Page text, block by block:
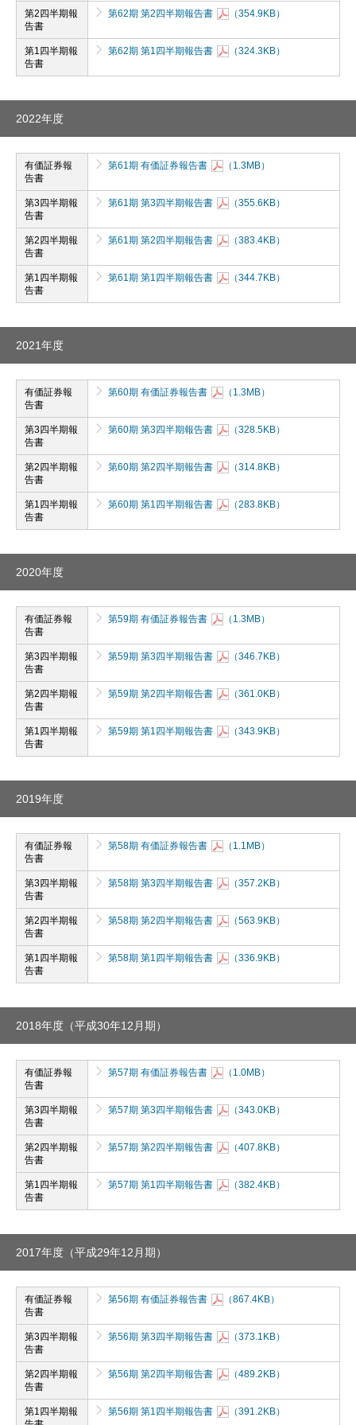
第2四半期報
告書
第62期 第2四半期報告書 （354.9KB）
第1四半期報
告書
第62期 第1四半期報告書 （324.3KB）
2022年度
有価証券報
告書
第61期 有価証券報告書 （1.3MB）
第3四半期報
告書
第61期 第3四半期報告書 （355.6KB）
第2四半期報
告書
第61期 第2四半期報告書 （383.4KB）
第1四半期報
告書
第61期 第1四半期報告書 （344.7KB）
2021年度
有価証券報
告書
第60期 有価証券報告書 （1.3MB）
第3四半期報
告書
第60期 第3四半期報告書 （328.5KB）
第2四半期報
告書
第60期 第2四半期報告書 （314.8KB）
第1四半期報
告書
第60期 第1四半期報告書 （283.8KB）
2020年度
有価証券報
告書
第59期 有価証券報告書 （1.3MB）
第3四半期報
告書
第59期 第3四半期報告書 （346.7KB）
第2四半期報
告書
第59期 第2四半期報告書 （361.0KB）
第1四半期報
告書
第59期 第1四半期報告書 （343.9KB）
2019年度
有価証券報
告書
第58期 有価証券報告書 （1.1MB）
第3四半期報
告書
第58期 第3四半期報告書 （357.2KB）
第2四半期報
告書
第58期 第2四半期報告書 （563.9KB）
第1四半期報
告書
第58期 第1四半期報告書 （336.9KB）
2018年度（平成30年12月期）
有価証券報
告書
第57期 有価証券報告書 （1.0MB）
第3四半期報
告書
第57期 第3四半期報告書 （343.0KB）
第2四半期報
告書
第57期 第2四半期報告書 （407.8KB）
第1四半期報
告書
第57期 第1四半期報告書 （382.4KB）
2017年度（平成29年12月期）
有価証券報
告書
第56期 有価証券報告書 （867.4KB）
第3四半期報
告書
第56期 第3四半期報告書 （373.1KB）
第2四半期報
告書
第56期 第2四半期報告書 （489.2KB）
第1四半期報
第56期 第1四半期報告書 （391.2KB）